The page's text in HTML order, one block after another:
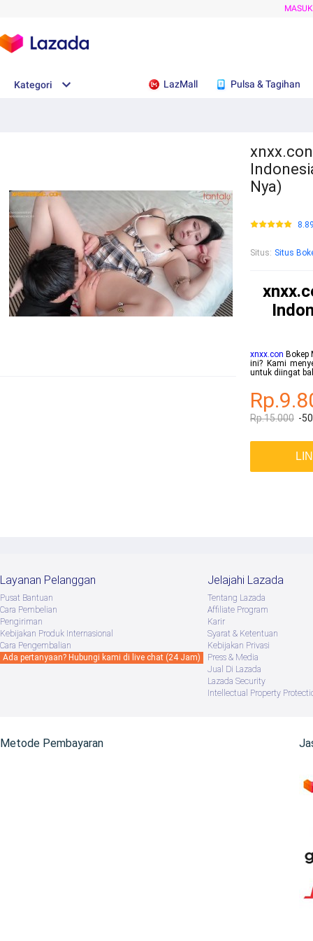
Kategori LazMall Pulsa & Tagihan
Nya)
Situs: Situs
xnxx.con
ini? Kami
untuk diingat
Rp.15.000 -
Layanan Pelanggan
Pusat Bantuan
Cara Pembelian
Pengiriman
Kebijakan Produk Internasional
Cara Pengembalian
Ada pertanyaan? Hubungi kami di live chat (24 Jam)
Jelajahi Lazada
Tentang Lazada
Afﬁliate Program
Karir
Syarat & Ketentuan
Kebijakan Privasi
Press & Media
Jual Di Lazada
Lazada Security
Intellectual Property
Metode Pembayaran